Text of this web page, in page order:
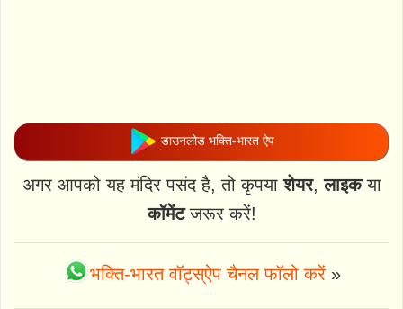
डाउनलोड भक्ति-भारत ऐप
अगर आपको यह मंदिर पसंद है, तो कृपयाशेयर,लाइकया
कॉमेंटजरूर करें!
भक्ति-भारत वॉट्स्ऐप चैनल फॉलो करें»